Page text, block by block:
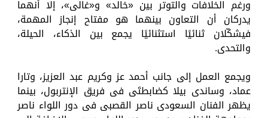
ورغم الخلافات والتوتر بين «خالد» و«غالى»، إلا أنهما
يدركان أن التعاون بينهما هو مفتاح إنجاز المهمة،
فيشكّلان ثنائيًا استثنائيًا يجمع بين الذكاء، الحيلة،
والتحدى.
ويجمع العمل إلى جانب أحمد عز وكريم عبد العزيز، وتارا
عماد، وساندى بيلا كضابطتَى فى فريق الإنتربول، بينما
يظهر الفنان السعودى ناصر القصبى فى دور اللواء ناصر